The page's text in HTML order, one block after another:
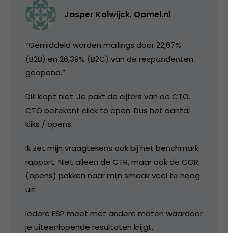
Jasper Kolwijck, Qamel.nl
“Gemiddeld worden mailings door 22,67%
(B2B) en 26,39% (B2C) van de respondenten
geopend.”
Dit klopt niet. Je pakt de cijfers van de CTO.
CTO betekent click to open. Dus het aantal
kliks / opens.
Ik zet mijn vraagtekens ook bij het benchmark
rapport. Niet alleen de CTR, maar ook de COR
(opens) pakken naar mijn smaak veel te hoog
uit.
Iedere ESP meet met andere maten waardoor
je uiteenlopende resultaten krijgt.